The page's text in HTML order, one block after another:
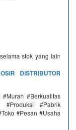
stok yang lain
DISTRIBUTOR
#Berkualitas
#Produksi #Pabrik
#Pesan #Usaha